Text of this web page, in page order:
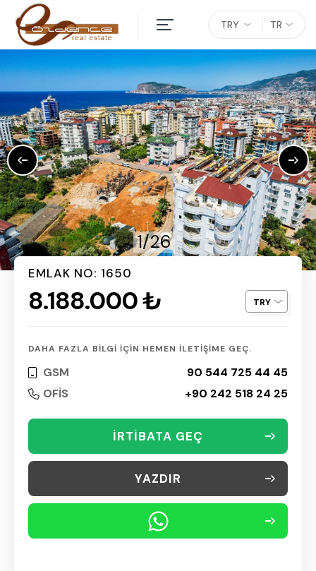
TR
TRY
1/26
EMLAK NO: 1650
8.188.000 ₺
DAHA FAZLA BİLGİ İÇİN HEMEN İLETİŞİME GEÇ.
GSM
90 544 725 44 45
OFİS
+90 242 518 24 25
İRTİBATA GEÇ
YAZDIR